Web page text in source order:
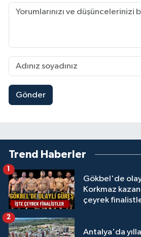
Gönder
Trend Haberler
Gökbel'de
Korkmaz
çeyrek
1
Antalya'da
2